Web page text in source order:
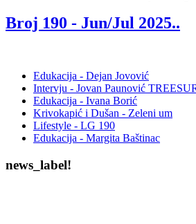
Broj 190 - Jun/Jul 2025..
Edukacija - Dejan Jovović
Intervju - Jovan Paunović
Edukacija - Ivana Borić
Krivokapić i Dušan - Zeleni um
Lifestyle - LG 190
Edukacija - Margita Baštinac
news_label!